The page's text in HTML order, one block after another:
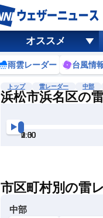
オススメ
雨雲レーダー 台風情
トップ 雷レーダー 中部
浜松市浜名区の
0:30
1:00
1:30
2:00
2:30
3:00
市区町村別の雷
中部